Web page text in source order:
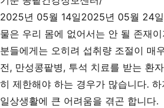
2025년 05월 14일2025년 05월 24일
물은 우리 몸에 없어서는 안 될 존재
분들에게는 오히려 섭취량 조절이 매
전, 만성콩팥병, 투석 치료를 받는 환
히 제한해야 하는 경우가 많습니다.
일상생활에 큰 어려움을 겪곤 합니다.